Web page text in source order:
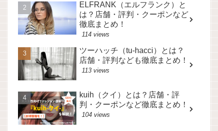
ELFRANK（エルフランク）と
は？店舗・評判・クーポンなど
徹底まとめ！
114 views
ツーハッチ（tu-hacci）とは？
店舗・評判なども徹底まとめ！
113 views
kuih（クイ）とは？店舗・評
判・クーポンなど徹底まとめ！
104 views